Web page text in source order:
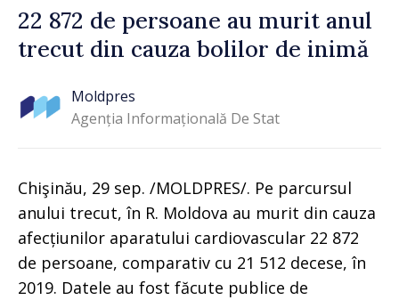
22 872 de persoane au murit anul
trecut din cauza bolilor de inimă
Moldpres
Agenția Informațională De Stat
Chişinău, 29 sep. /MOLDPRES/. Pe parcursul
anului trecut, în R. Moldova au murit din cauza
afecțiunilor aparatului cardiovascular 22 872
de persoane, comparativ cu 21 512 decese, în
2019. Datele au fost făcute publice de